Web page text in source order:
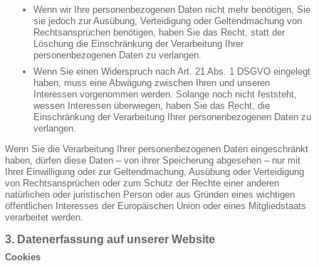
Wenn wir Ihre personenbezogenen Daten nicht mehr benötigen, Sie
sie jedoch zur Ausübung, Verteidigung oder Geltendmachung von
Rechtsansprüchen benötigen, haben Sie das Recht, statt der
Löschung die Einschränkung der Verarbeitung Ihrer
personenbezogenen Daten zu verlangen.
Wenn Sie einen Widerspruch nach Art. 21 Abs. 1 DSGVO eingelegt
haben, muss eine Abwägung zwischen Ihren und unseren
Interessen vorgenommen werden. Solange noch nicht feststeht,
wessen Interessen überwiegen, haben Sie das Recht, die
Einschränkung der Verarbeitung Ihrer personenbezogenen Daten zu
verlangen.
Wenn Sie die Verarbeitung Ihrer personenbezogenen Daten eingeschränkt
haben, dürfen diese Daten – von ihrer Speicherung abgesehen – nur mit
Ihrer Einwilligung oder zur Geltendmachung, Ausübung oder Verteidigung
von Rechtsansprüchen oder zum Schutz der Rechte einer anderen
natürlichen oder juristischen Person oder aus Gründen eines wichtigen
öffentlichen Interesses der Europäischen Union oder eines Mitgliedstaats
verarbeitet werden.
3. Datenerfassung auf unserer Website
Cookies